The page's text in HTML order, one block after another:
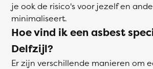
je ook de risico's voor jezelf en
minimaliseert.
Hoe vind ik een asbest
Delfzijl?
Er zijn verschillende manieren om